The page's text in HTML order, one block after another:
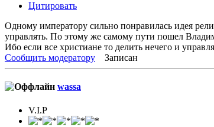
Цитировать
Одному императору сильно понравилась идея
управлять. По этому же самому пути пошел
Ибо если все христиане то делить нечего и
Сообщить модератору
Записан
wassa
V.I.P